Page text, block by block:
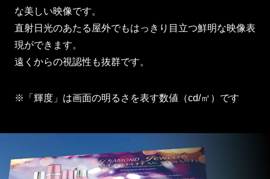
な美しい映像です。
直射日光のあたる屋外でもはっきり目立つ鮮明な映像表
現ができます。
遠くからの視認性も抜群です。
※「輝度」は画面の明るさを表す数値（cd/㎡）です